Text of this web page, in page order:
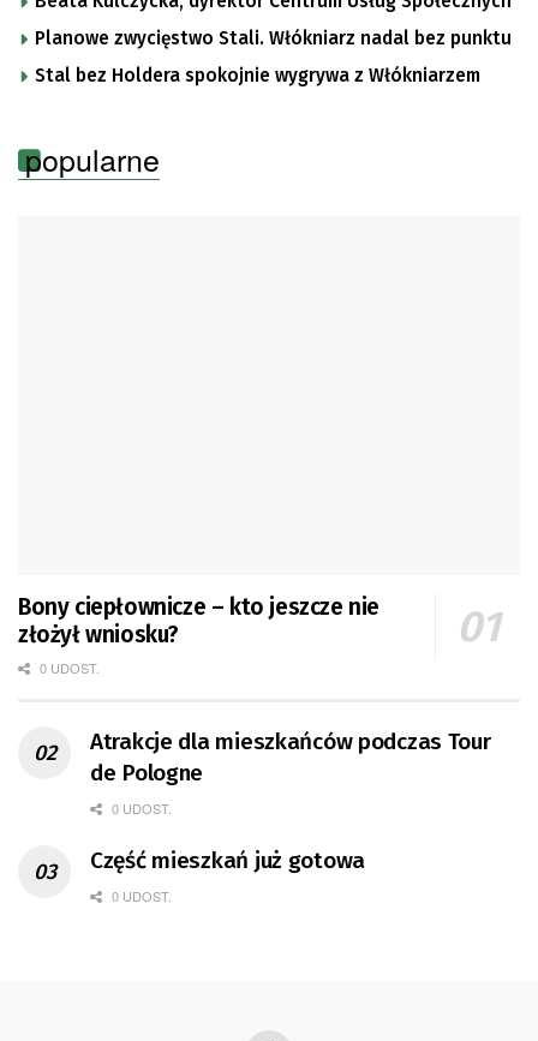
Planowe zwycięstwo Stali. Włókniarz nadal bez punktu
Stal bez Holdera spokojnie wygrywa z Włókniarzem
popularne
Bony ciepłownicze – kto jeszcze nie
złożył wniosku?
0 UDOST.
Atrakcje dla mieszkańców podczas Tour
de Pologne
0 UDOST.
Część mieszkań już gotowa
0 UDOST.